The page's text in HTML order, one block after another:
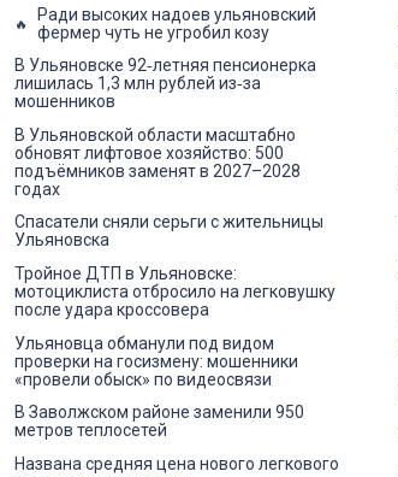
Ради высоких надоев ульяновский
фермер чуть не угробил козу
В Ульяновске 92‑летняя пенсионерка
лишилась 1,3 млн рублей из‑за
мошенников
В Ульяновской области масштабно
обновят лифтовое хозяйство: 500
подъёмников заменят в 2027–2028
годах
Спасатели сняли серьги с жительницы
Ульяновска
Тройное ДТП в Ульяновске:
мотоциклиста отбросило на легковушку
после удара кроссовера
Ульяновца обманули под видом
проверки на госизмену: мошенники
«провели обыск» по видеосвязи
В Заволжском районе заменили 950
метров теплосетей
Названа средняя цена нового легкового